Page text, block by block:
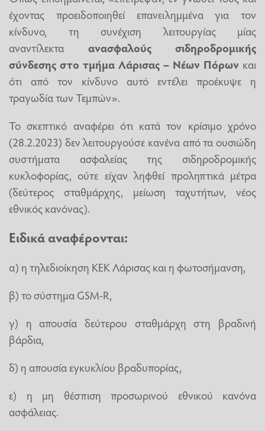
έχοντας προειδοποιηθεί επανειλημμένα για τον
κίνδυνο, τη συνέχιση λειτουργίας μίας
αναντίλεκτα ανασφαλούς σιδηροδρομικής
σύνδεσης στο τμήμα Λάρισας – Νέων Πόρων και
ότι από τον κίνδυνο αυτό εντέλει προέκυψε η
τραγωδία των Τεμπών».
Το σκεπτικό αναφέρει ότι κατά τον κρίσιμο χρόνο
(28.2.2023) δεν λειτουργούσε κανένα από τα ουσιώδη
συστήματα ασφαλείας της σιδηροδρομικής
κυκλοφορίας, ούτε είχαν ληφθεί προληπτικά μέτρα
(δεύτερος σταθμάρχης, μείωση ταχυτήτων, νέος
εθνικός κανόνας).
Ειδικά αναφέρονται:
α) η τηλεδιοίκηση ΚΕΚ Λάρισας και η φωτοσήμανση,
β) το σύστημα GSM-R,
γ) η απουσία δεύτερου σταθμάρχη στη βραδινή
βάρδια,
δ) η απουσία εγκυκλίου βραδυπορίας,
ε) η μη θέσπιση προσωρινού εθνικού κανόνα
ασφάλειας.